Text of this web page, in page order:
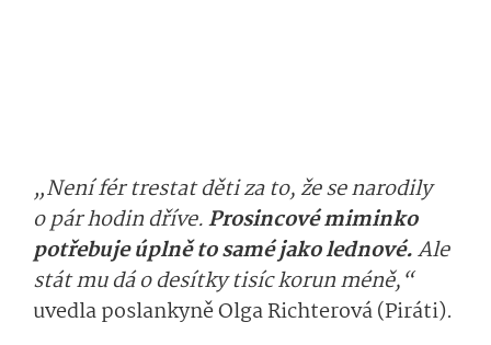
„Není fér trestat děti za to, že se narodily
o pár hodin dříve.Prosincové miminko
potřebuje úplně to samé jako lednové.Ale
stát mu dá o desítky tisíc korun méně,“
uvedla poslankyně Olga Richterová (Piráti).